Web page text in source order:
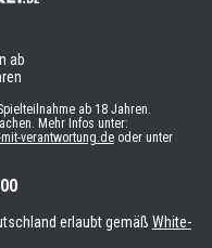
ab
ab 18 Jahren.
Mehr Infos unter:
verantwortung.deoder unter
erlaubt gemäß White-